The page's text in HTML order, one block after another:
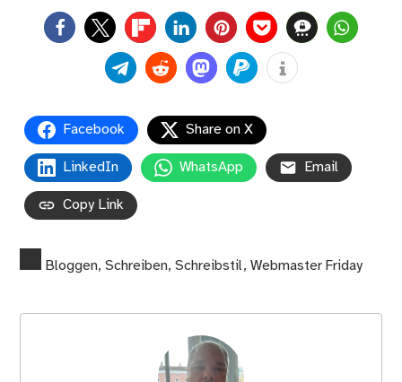
0
Facebook Share on X
LinkedIn WhatsApp Email
Copy Link
Bloggen,Schreiben,Schreibstil,Webmaster Friday